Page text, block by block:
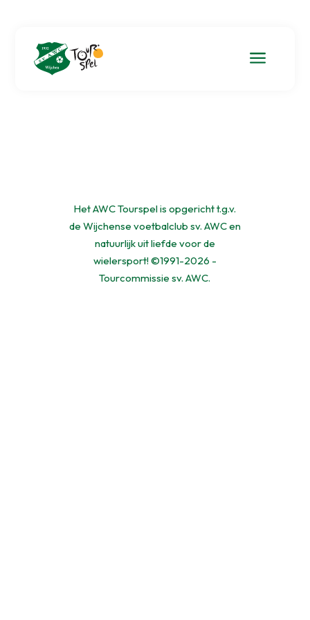
a
Het AWC Tourspel is opgericht t.g.v.
de Wijchense voetbalclub sv. AWC en
natuurlijk uit liefde voor de
wielersport! ©1991-2026 -
Tourcommissie sv. AWC.